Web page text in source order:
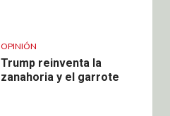
OPINIÓN
Trump reinventa la
zanahoria y el garrote